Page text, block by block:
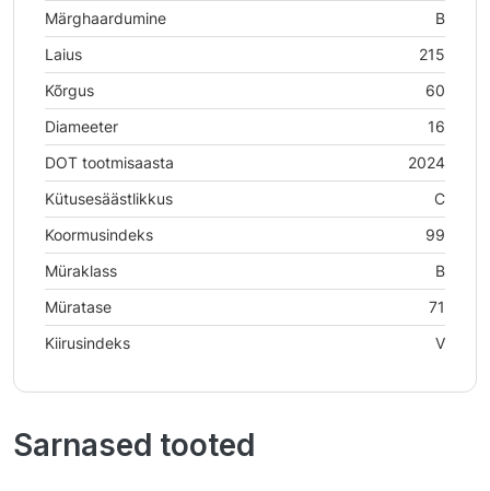
Märghaardumine
B
Laius
215
Kõrgus
60
Diameeter
16
DOT tootmisaasta
2024
Kütusesäästlikkus
C
Koormusindeks
99
Müraklass
B
Müratase
71
Kiirusindeks
V
Sarnased tooted